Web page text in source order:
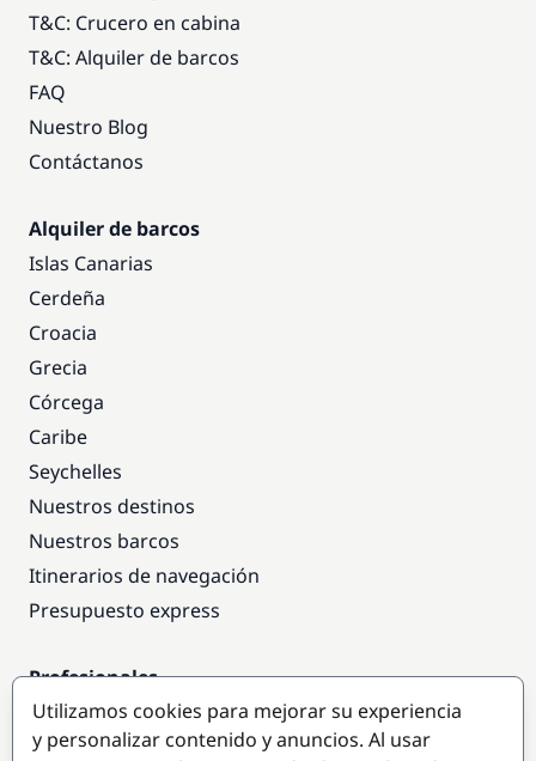
T&C: Crucero en cabina
T&C: Alquiler de barcos
FAQ
Nuestro Blog
Contáctanos
Alquiler de barcos
Islas Canarias
Cerdeña
Croacia
Grecia
Córcega
Caribe
Seychelles
Nuestros destinos
Nuestros barcos
Itinerarios de navegación
Presupuesto express
Profesionales
Acceso empresas
Colaborar como empresa
Utilizamos cookies para mejorar su experiencia
y personalizar contenido y anuncios. Al usar